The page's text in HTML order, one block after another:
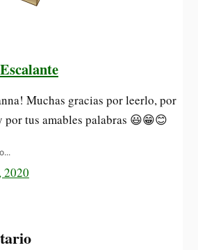
Muchas gracias por leerlo, por
por tus amables palabras 😃😁😊
2020